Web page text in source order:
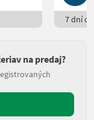
7 dní
na predaj?